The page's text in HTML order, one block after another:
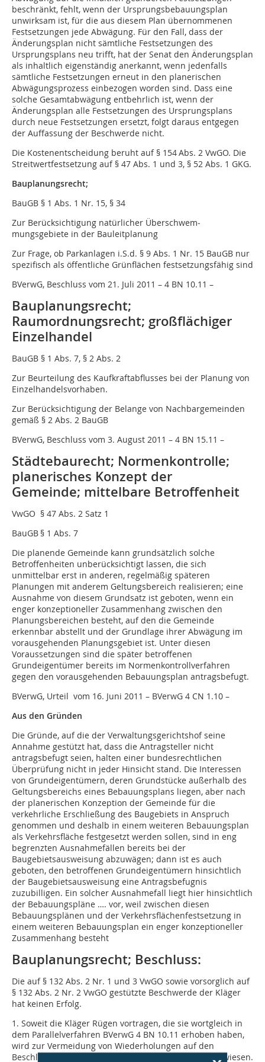
beschränkt, fehlt, wenn der Ur­­sprungs­be­bau­ungsplan
unwirksam ist, für die aus diesem Plan übernommenen
Festsetzungen jede Ab­­wägung. Für den Fall, dass der
Änderungsplan nicht sämtliche Festsetzungen des
Ursprungsplans neu trifft, hat der Senat den Änderungsplan
als inhaltlich eigenständig anerkannt, wenn jedenfalls
sämtliche Festsetzungen er­­neut in den planerischen
Abwägungsprozess einbezogen worden sind. Dass eine
solche Ge­­samt­abwägung entbehrlich ist, wenn der
Änderungsplan alle Festsetzungen des Ur­­sprungs­plans
durch neue Festsetzungen ersetzt, folgt daraus entgegen
der Auffassung der Beschwerde nicht.
Die Kostenentscheidung beruht auf § 154 Abs. 2 VwGO. Die
Streitwertfestsetzung auf § 47 Abs. 1 und 3, § 52 Abs. 1 GKG.
Bauplanungsrecht;
BauGB § 1 Abs. 1 Nr. 15, § 34
Zur Berücksichtigung natürlicher Über­­schwem­­­
mungsgebiete in der Bauleitplanung
Zur Frage, ob Parkanlagen i.S.d. § 9 Abs. 1 Nr. 15 BauGB nur
spezifisch als öffentliche Grünflächen festsetzungsfähig sind
BVerwG, Beschluss vom 21. Juli 2011 – 4 BN 10.11 –
Bauplanungsrecht;
Raumordnungsrecht; großflächiger
Einzelhandel
BauGB § 1 Abs. 7, § 2 Abs. 2
Zur Beurteilung des Kaufkraftabflusses bei der Planung von
Einzelhandelsvorhaben.
Zur Berücksichtigung der Belange von Nachbargemeinden
gemäß § 2 Abs. 2 BauGB
BVerwG, Beschluss vom 3. August 2011 – 4 BN 15.11 –
Städtebaurecht; Normenkontrolle;
planerisches Konzept der
Gemeinde; mittelbare Betroffenheit
VwGO § 47 Abs. 2 Satz 1
BauGB § 1 Abs. 7
Die planende Gemeinde kann grundsätzlich solche
Betroffenheiten unberücksichtigt lassen, die sich
unmittelbar erst in anderen, regelmäßig späteren
Planungen mit anderem Geltungsbereich realisieren; eine
Ausnahme von diesem Grundsatz ist geboten, wenn ein
enger konzeptioneller Zusammenhang zwischen den
Planungsbereichen besteht, auf den die Gemeinde
erkennbar abstellt und der Grundlage ihrer Abwägung im
vorausgehenden Planungsgebiet ist. Unter diesen
Voraussetzungen sind die später betroffenen
Grundeigentümer bereits im Normenkontrollverfahren
gegen den vorausgehenden Bebauungs­­plan antragsbefugt.
BVerwG, Urteil vom 16. Juni 2011 – BVerwG 4 CN 1.10 –
Aus den Gründen
Die Gründe, auf die der Verwaltungsgerichtshof seine
Annahme gestützt hat, dass die Antragsteller nicht
antragsbefugt seien, halten einer bundesrechtlichen
Überprüfung nicht in jeder Hinsicht stand. Die Interessen
von Grundeigentümern, deren Grundstücke außerhalb des
Geltungsbereichs eines Bebauungsplans liegen, aber nach
der planerischen Konzeption der Gemeinde für die
verkehrliche Erschließung des Baugebiets in Anspruch
genommen und deshalb in einem weiteren Bebauungsplan
als Verkehrsfläche festgesetzt werden sollen, sind in eng
begrenzten Ausnahmefällen bereits bei der
Baugebietsausweisung abzuwägen; dann ist es auch
geboten, den betroffenen Grundeigentümern hinsichtlich
der Baugebietsausweisung eine Antragsbefugnis
zuzubilligen. Ein solcher Ausnahmefall liegt hier hinsichtlich
der Bebauungspläne …. vor, weil zwischen diesen
Bebauungsplänen und der Verkehrsflächenfestsetzung in
einem weiteren Bebauungsplan ein enger konzeptioneller
Zusammenhang besteht
Bauplanungsrecht; Beschluss:
Die auf § 132 Abs. 2 Nr. 1 und 3 VwGO sowie vorsorglich auf
§ 132 Abs. 2 Nr. 2 VwGO gestützte Beschwerde der Kläger
hat keinen Erfolg.
1. Soweit die Kläger Rügen vortragen, die sie wortgleich in
dem Parallelverfahren BVerwG 4 BN 10.11 erhoben haben,
wird zur Vermeidung von Wiederholungen auf den
Beschluss vom heutigen Tage in jenem Verfahren verwiesen.